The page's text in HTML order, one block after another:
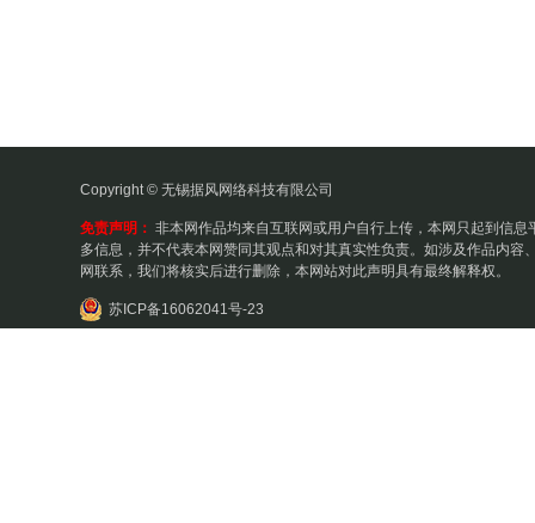
Copyright © 无锡据风网络科技有限公司
免责声明： 非本网作品均来自互联网或用户自行上传，本网只起到信息
多信息，并不代表本网赞同其观点和对其真实性负责。如涉及作品内容
网联系，我们将核实后进行删除，本网站对此声明具有最终解释权。
苏ICP备16062041号-23